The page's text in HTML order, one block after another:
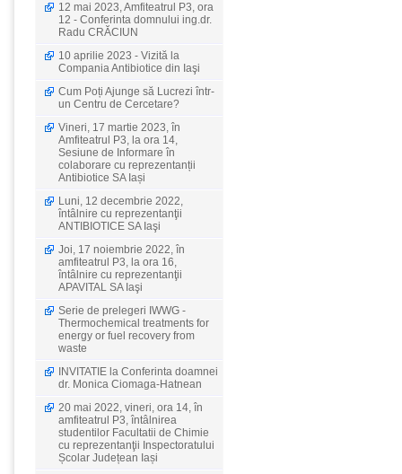
12 mai 2023, Amfiteatrul P3, ora
12 - Conferinta domnului ing.dr.
Radu CRĂCIUN
10 aprilie 2023 - Vizită la
Compania Antibiotice din Iaşi
Cum Poți Ajunge să Lucrezi într-
un Centru de Cercetare?
Vineri, 17 martie 2023, în
Amfiteatrul P3, la ora 14,
Sesiune de Informare în
colaborare cu reprezentanții
Antibiotice SA Iași
Luni, 12 decembrie 2022,
întâlnire cu reprezentanţii
ANTIBIOTICE SA Iaşi
Joi, 17 noiembrie 2022, în
amfiteatrul P3, la ora 16,
întâlnire cu reprezentanţii
APAVITAL SA Iaşi
Serie de prelegeri IWWG -
Thermochemical treatments for
energy or fuel recovery from
waste
INVITATIE la Conferinta doamnei
dr. Monica Ciomaga-Hatnean
20 mai 2022, vineri, ora 14, în
amfiteatrul P3, întâlnirea
studentilor Facultatii de Chimie
cu reprezentanţii Inspectoratului
Școlar Județean Iași